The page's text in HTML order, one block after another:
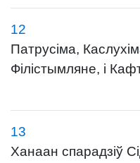
12
Патрусіма,
Філістымляне, і
13
Ханаан спарадзіў